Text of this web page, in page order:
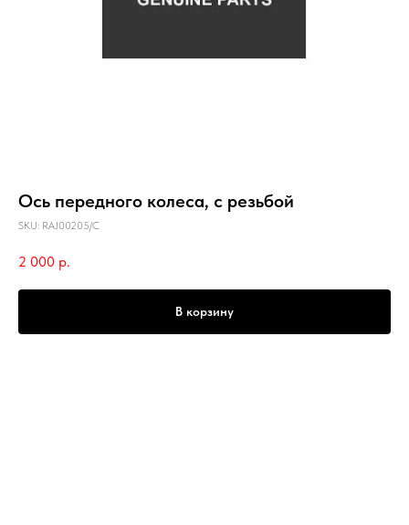
Ось передного колеса, с резьбой
SKU: RAJ00205/C
2 000 р.
В корзину